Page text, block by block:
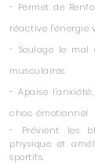
- Permet de
réactive l'énergie
- Soulage le mal
musculaires
- Apaise
choc émotionnel
- Prévient les
physique et
sportifs.